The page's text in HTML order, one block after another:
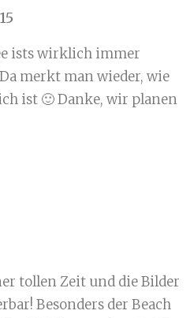
ists wirklich immer
merkt man wieder, wie
ist 🙂 Danke, wir planen
tollen Zeit und die Bilder
Besonders der Beach